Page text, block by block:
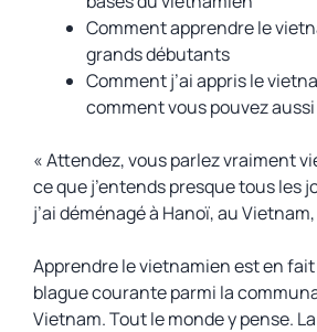
Comment apprendre le
grands débutants
Comment j’ai appris le
comment vous pouvez aussi
« Attendez, vous parlez vraiment
ce que j’entends presque tous les
j’ai déménagé à Hanoï, au
Apprendre le vietnamien est en
blague courante parmi la
Vietnam. Tout le monde y pense.